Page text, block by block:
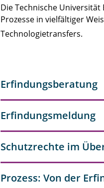
Die Technische
Prozesse in vielfältiger
Technologietransfers.
Erfindungsberatung
Erfindungsmeldung
Schutzrechte im
Prozess: Von der